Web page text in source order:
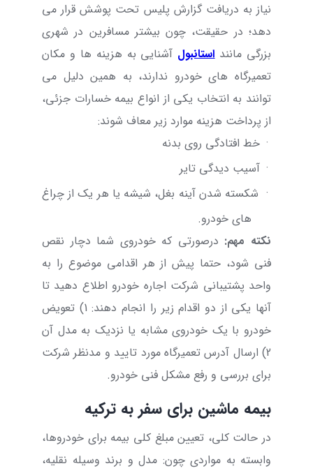
نیاز به دریافت گزارش پلیس تحت پوشش قرار می
دهد؛ در حقیقت، چون بیشتر مسافرین در شهری
بزرگی ماننداستانبول آشنایی به هزینه ها و مکان
تعمیرگاه های خودرو ندارند، به همین دلیل می
توانند به انتخاب یکی از انواع بیمه خسارات جزئی،
از پرداخت هزینه موارد زیر معاف شوند:
· خط افتادگی روی بدنه
· آسیب دیدگی تایر
· شکسته شدن آینه بغل، شیشه یا هر یک از چراغ
های خودرو.
نکته مهم: درصورتی که خودروی شما دچار نقص
فنی شود، حتما پیش از هر اقدامی موضوع را به
واحد پشتیبانی شرکت اجاره خودرو اطلاع دهید تا
آنها یکی از دو اقدام زیر را انجام دهند: 1) تعویض
خودرو با یک خودروی مشابه یا نزدیک به مدل آن
2) ارسال آدرس تعمیرگاه مورد تایید و مدنظر شرکت
برای بررسی و رفع مشکل فنی خودرو.
بیمه ماشین برای سفر به ترکیه
در حالت کلی، تعیین مبلغ کلی بیمه برای خودروها،
وابسته به مواردی چون: مدل و برند وسیله نقلیه،